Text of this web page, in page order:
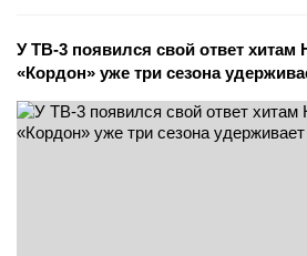
У ТВ-3 появился свой ответ хитам
«Кордон» уже три сезона